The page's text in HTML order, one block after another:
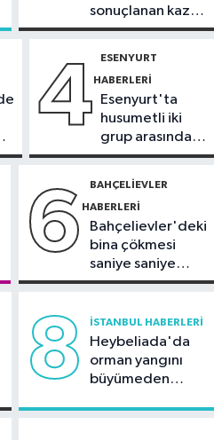
görevlisi alınacak
önledi: Şüpheli gözaltında
sonuçlanan kaza:
Sürücü
4 ESENYURT
HABERLERI
Esenyurt'ta
husumetli iki
grup arasında
silahlı kavga
6 BAHÇELIEVLER
HABERLERI
Bahçelievler'deki
bina çökmesi
saniye saniye
görüntülendi
8 İSTANBUL HABERLERI
Heybeliada'da
orman yangını
büyümeden